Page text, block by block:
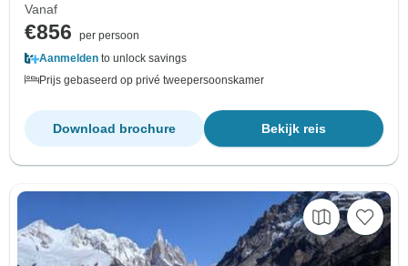
Vanaf
€856
per persoon
Aanmelden to unlock savings
Prijs gebaseerd op privé tweepersoonskamer
Bekijk reis
Download brochure